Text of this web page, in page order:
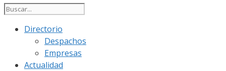
Directorio
Despachos
Empresas
Actualidad